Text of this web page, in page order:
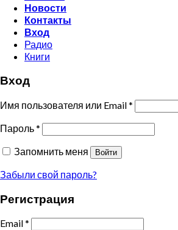
Новости
Контакты
Вход
Радио
Книги
Вход
Имя пользователя или Email*
Пароль*
Запомнить меня
Войти
Забыли свой пароль?
Регистрация
Email*